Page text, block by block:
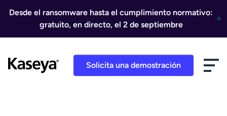
Desde el ransomware hasta el cumplimiento normativo:
gratuito, en directo, el 2 de septiembre
Solicita una demostración